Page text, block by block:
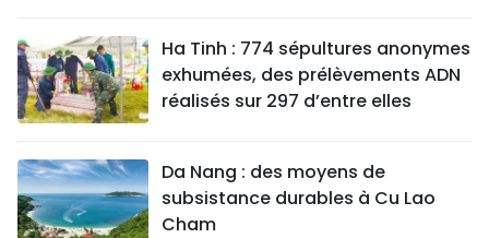
Ha Tinh : 774 sépultures anonymes
exhumées, des prélèvements ADN
réalisés sur 297 d’entre elles
Da Nang : des moyens de
subsistance durables à Cu Lao
Cham